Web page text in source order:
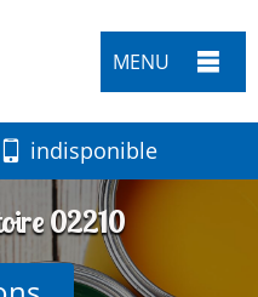
MENU
indisponible
02210